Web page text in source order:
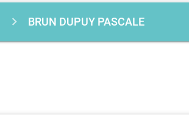
BRUN DUPUY PASCALE